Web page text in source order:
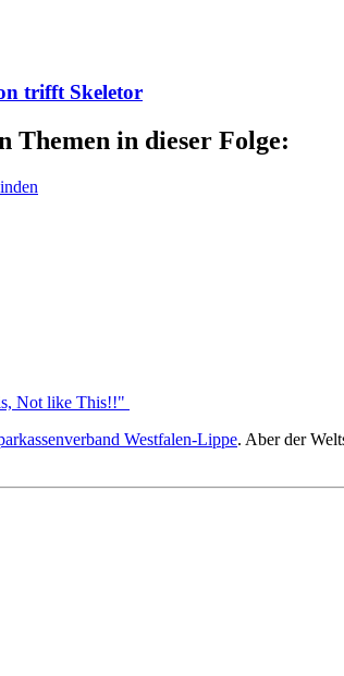
trifft Skeletor
Themen in dieser Folge:
Not like This!!"
Westfalen-Lippe. Aber der